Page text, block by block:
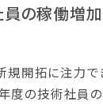
の稼働増
開拓に注力で
度の技術社員